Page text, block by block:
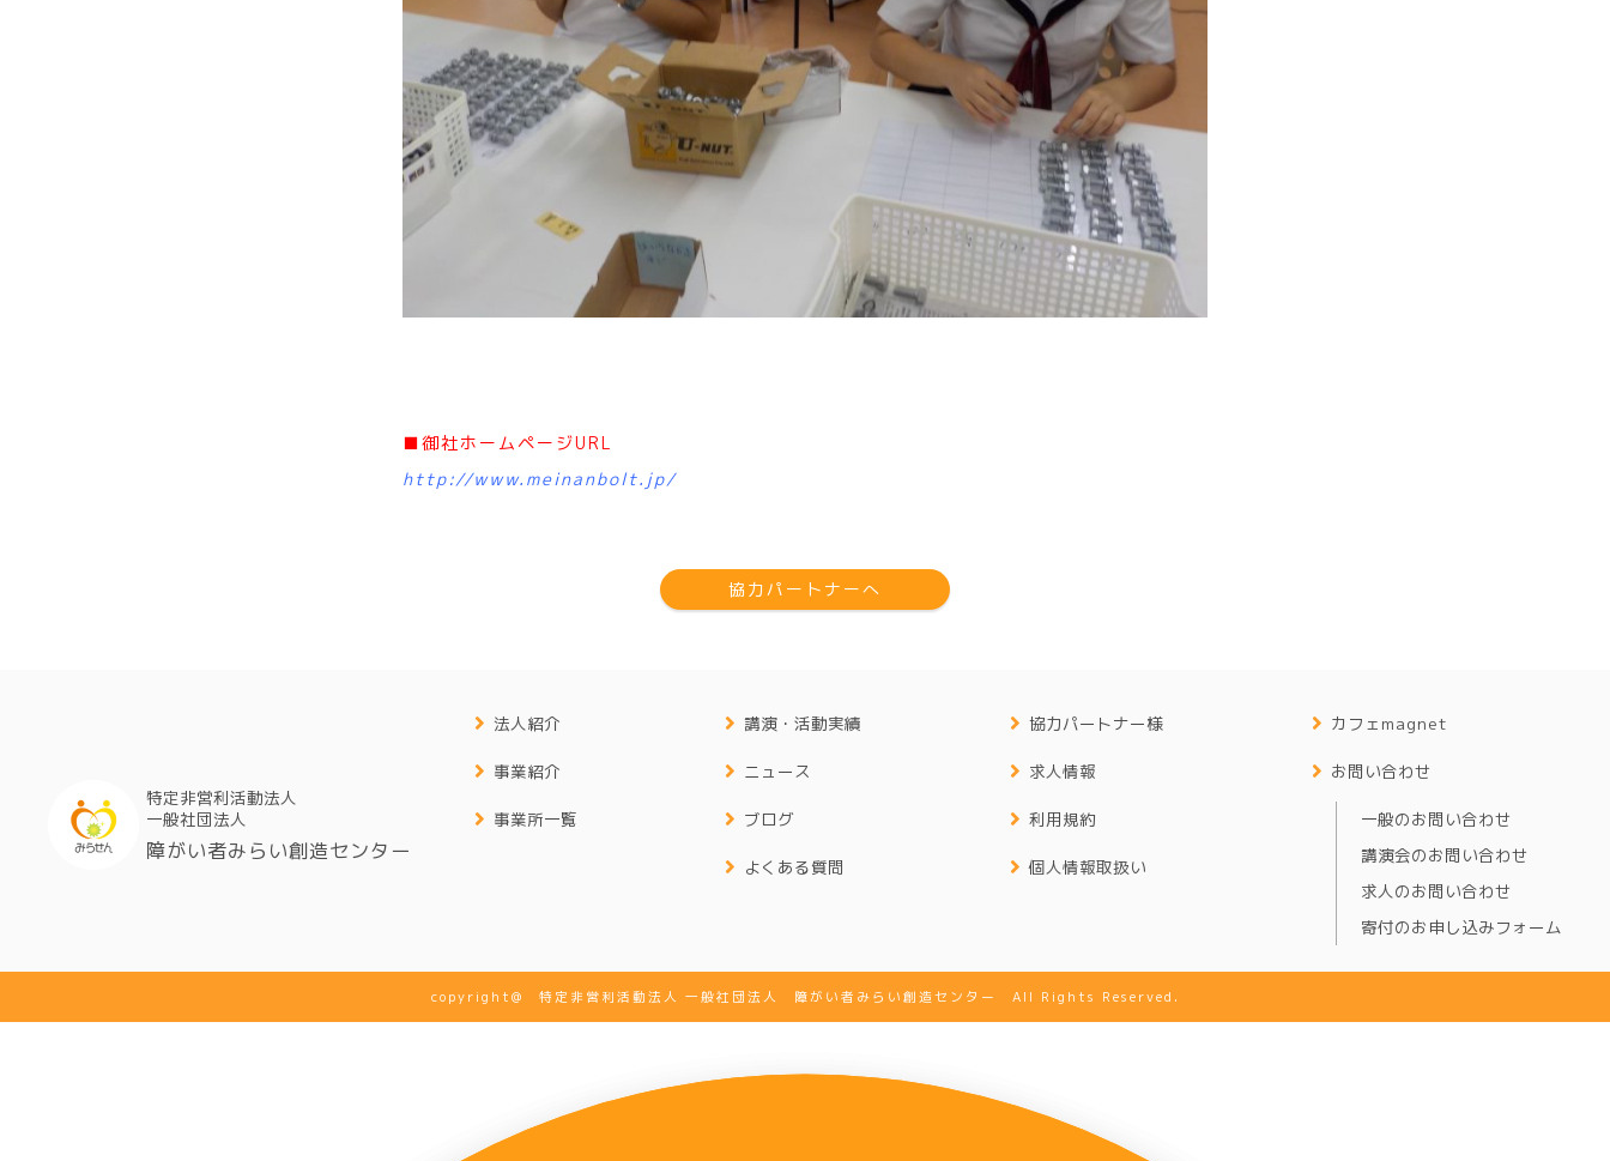
■御社ホームページURL
http://www.meinanbolt.jp/
協力パートナーへ
特定非営利活動法人
一般社団法人
障がい者みらい創造センター
法人紹介
事業紹介
事業所一覧
講演・活動実績
ニュース
ブログ
よくある質問
協力パートナー様
求人情報
利用規約
個人情報取扱い
カフェmagnet
お問い合わせ
一般のお問い合わせ
講演会のお問い合わせ
求人のお問い合わせ
寄付のお申し込みフォーム
copyright@ 特定非営利活動法人 一般社団法人 障がい者みらい創造センター All Rights Reserved.